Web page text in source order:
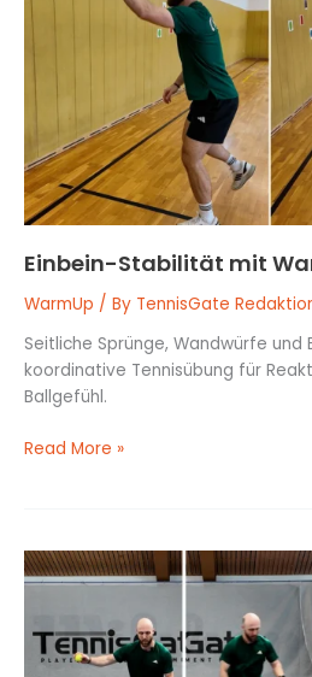
Einbein-Stabilität mit
WarmUp / By TennisGate
Seitliche Sprünge, Wandwürfe und
koordinative Tennisübung für
Ballgefühl.
Read More »
Skater
Jumps
Ball
Prellen